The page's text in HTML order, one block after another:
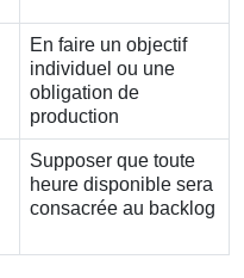
En faire un objectif
individuel ou une
obligation de
production
Supposer que toute
heure disponible sera
consacrée au backlog